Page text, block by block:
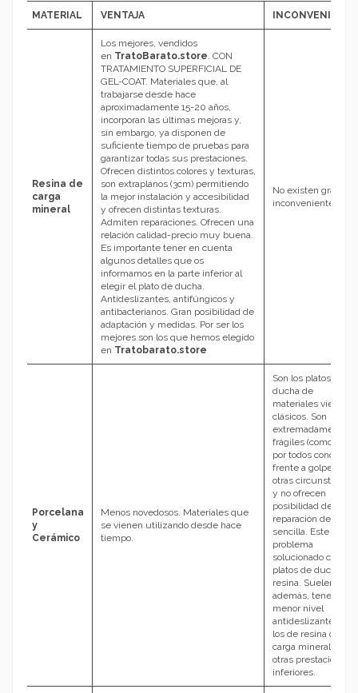
MATERIAL VENTAJA INCONVENIENTE
Resina de
carga
mineral
Los mejores, vendidos
en TratoBarato.store CON
TRATAMIENTO SUPERFICIAL DE
GEL-COAT. Materiales que, al
trabajarse desde hace
aproximadamente 15-20 años,
incorporan las últimas mejoras y,
sin embargo, ya disponen de
suficiente tiempo de pruebas para
garantizar todas sus prestaciones.
Ofrecen distintos colores y texturas,
son extraplanos (3cm) permitiendo
la mejor instalación y accesibilidad
y ofrecen distintas texturas.
Admiten reparaciones. Ofrecen una
relación calidad-precio muy buena.
Es importante tener en cuenta
algunos detalles que os
informamos en la parte inferior al
elegir el plato de ducha.
Antideslizantes, antifúngicos y
antibacterianos. Gran posibilidad de
adaptación y medidas. Por ser los
mejores son los que hemos elegido
en Tratobarato.store
No existen grandes
inconvenientes.
Porcelana
y
Cerámico
Menos novedosos. Materiales que
se vienen utilizando desde hace
tiempo.
Son los platos de
ducha de
materiales viejos y
clásicos. Son
extremadamente
frágiles (como es
por todos conocido)
frente a golpes y
otras circunstancias
y no ofrecen
posibilidad de
reparación de forma
sencilla. Este es un
problema
solucionado con los
platos de ducha de
resina. Suelen,
además, tener
menor nivel
antideslizante que
los de resina de
carga mineral y
otras prestaciones
inferiores.